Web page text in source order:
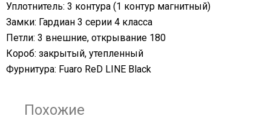
Уплотнитель: 3 контура (1 контур магнитный)
Замки: Гардиан 3 серии 4 класса
Петли: 3 внешние, открывание 180
Короб: закрытый, утепленный
Фурнитура: Fuaro ReD LINE Black
Похожие